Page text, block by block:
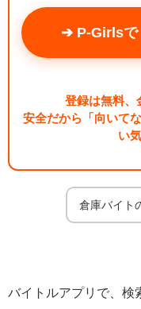
➔ P-Girlsで
登録は無料、
安全だから「向いて
い
倉庫バイト
バイトルアプリで、検